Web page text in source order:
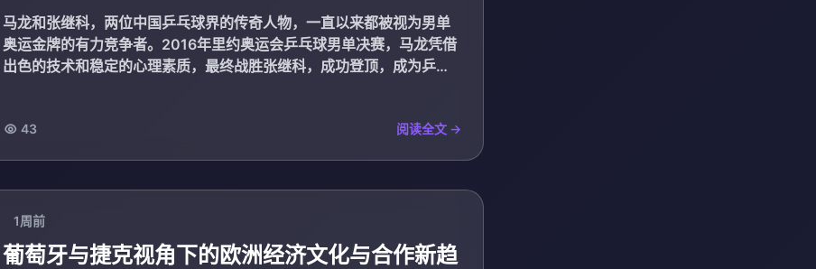
马龙和张继科，两位中国乒乓球界的传奇人物，一直以来都被视为男单
奥运金牌的有力竞争者。2016年里约奥运会乒乓球男单决赛，马龙凭借
出色的技术和稳定的心理素质，最终战胜张继科，成功登顶，成为乒乓
43 阅读全文 →
1周前
葡萄牙与捷克视角下的欧洲经济文化与合作新趋